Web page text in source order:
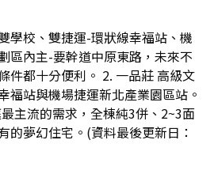
學校、雙捷運-環狀線幸福站、機
區內主-要幹道中原東路，未來不
件都十分便利。 2. 一品莊 高級文
福站與機場捷運新北產業園區站。
主流的需求，全棟純3併、2~3面
的夢幻住宅。(資料最後更新日：